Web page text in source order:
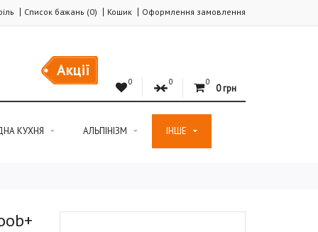
Список бажань (0) Кошик Оформлення замовлення
Акції
0 0 0
0 грн
КУХНЯ АЛЬПІНІЗМ ІНШЕ